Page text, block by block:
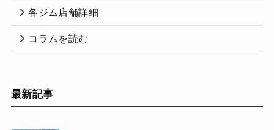
各ジム店舗詳細
コラムを読む
最新記事